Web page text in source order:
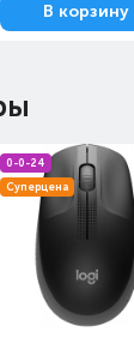
В корзину
0-0-24
Суперцена